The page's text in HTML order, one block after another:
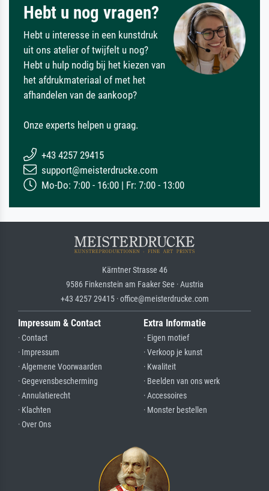
Hebt u nog vragen?
Hebt u interesse in een kunstdruk
uit ons atelier of twijfelt u nog?
Hebt u hulp nodig bij het kiezen van
het afdrukmateriaal of met het
afhandelen van de aankoop?
Onze experts helpen u graag.
+43 4257 29415
support@meisterdrucke.com
Mo-Do: 7:00 - 16:00 | Fr: 7:00 - 13:00
Kärntner Strasse 46
9586 Finkenstein am Faaker See · Austria
+43 4257 29415 · office@meisterdrucke.com
Impressum & Contact
· Contact
· Impressum
· Algemene Voorwaarden
· Gegevensbescherming
· Annulatierecht
· Klachten
· Over Ons
Extra Informatie
· Eigen motief
· Verkoop je kunst
· Kwaliteit
· Beelden van ons werk
· Accessoires
· Monster bestellen